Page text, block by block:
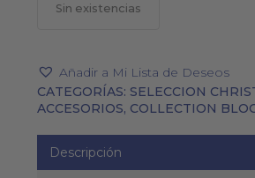
Sin existencias
Añadir a Mi Lista de Deseos
CATEGORÍAS: SELECCION
ACCESORIOS, COLLECTION
Descripción